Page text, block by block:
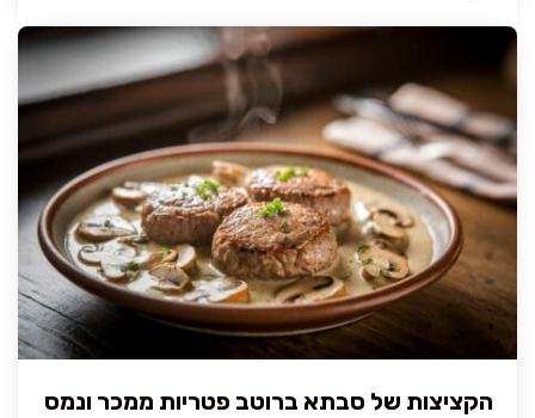
הקציצות של סבתא ברוטב פטריות ממכר ונמס